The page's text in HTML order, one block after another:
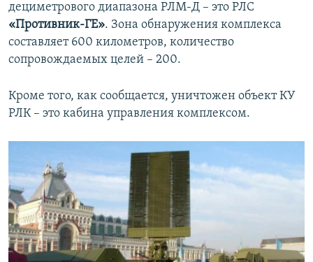
дециметрового диапазона РЛМ-Д – это РЛС
«Противник-ГЕ». Зона обнаружения комплекса
составляет 600 километров, количество
сопровождаемых целей – 200.
Кроме того, как сообщается, уничтожен объект КУ
РЛК – это кабина управления комплексом.